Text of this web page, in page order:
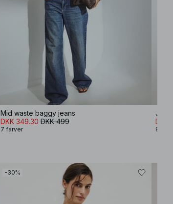
Mid waste baggy jeans
DKK 349.30 DKK 499
7 farver
DKK
9
-30%